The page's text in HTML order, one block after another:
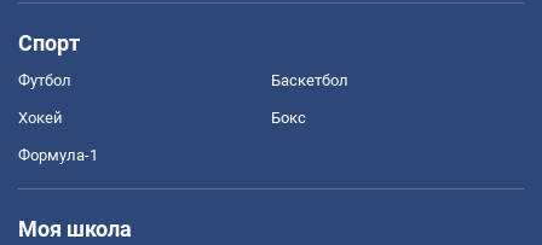
Спорт
Футбол Баскетбол
Хокей Бокс
Формула-1
Моя школа